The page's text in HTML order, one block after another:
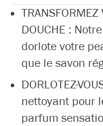
TRANSFORMEZ
DOUCHE :
dorlote votre
que le savon
DORLOTEZ-
nettoyant pour
parfum